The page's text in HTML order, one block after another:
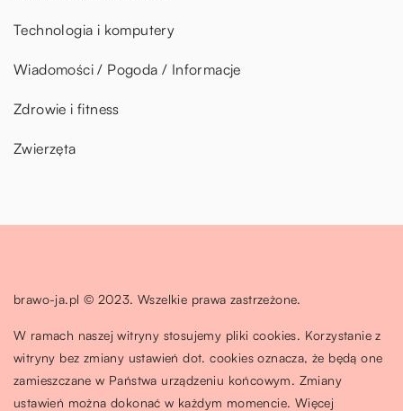
Technologia i komputery
Wiadomości / Pogoda / Informacje
Zdrowie i fitness
Zwierzęta
brawo-ja.pl © 2023. Wszelkie prawa zastrzeżone.
W ramach naszej witryny stosujemy pliki cookies. Korzystanie z
witryny bez zmiany ustawień dot. cookies oznacza, że będą one
zamieszczane w Państwa urządzeniu końcowym. Zmiany
ustawień można dokonać w każdym momencie. Więcej